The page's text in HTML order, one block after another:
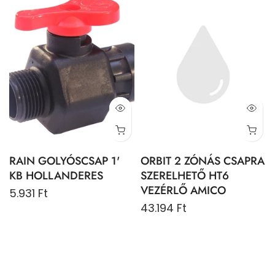
RAIN GOLYÓSCSAP 1'
KB HOLLANDERES
5.931 Ft
ORBIT 2 ZÓNÁS CSAPRA
SZERELHETŐ HT6
VEZÉRLŐ AMICO
43.194 Ft